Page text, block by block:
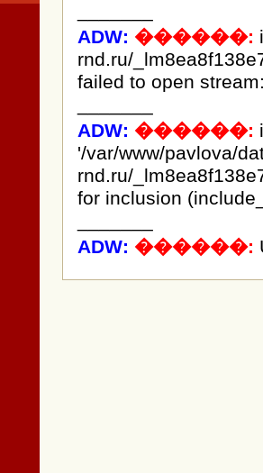
ADW: ������:
rnd.ru/
failed to open
ADW: ������:
'/var/www/pavlova/
rnd.ru/
for inclusion
ADW: ������: